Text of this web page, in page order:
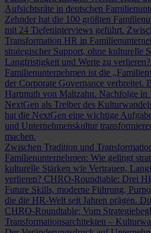
Aufsichtsräte in deutschen
Zehnder hat die 100 größten
mit 24 Tiefeninterviews geführt.
Transformation HR in
strategischer Support, ohne kulturelle
Langfristigkeit und Werte zu verlieren?
Familienunternehmen ist die
der Corporate Governance verbreitet.
Hartmuth von Maltzahn. Nachfolge in
NextGen als Treiber des
hat die NextGen eine wichtige
und Unternehmenskultur
machen.
Zwischen Tradition und
Familienunternehmen: Wie gelingt
kulturelle Stärken wie Vertrauen,
verlieren? CHRO-Roundtable: Drei
Future Skills, moderne Führung,
die die HR-Welt seit Jahren prägen.
CHRO-Roundtable: Vom
Transformationsarchitekten –